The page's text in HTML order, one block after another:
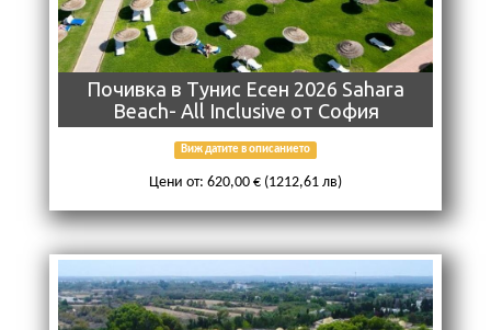
Почивка в Тунис Есен 2026 Sahara
Beach- All Inclusive от София
Виж датите в описанието
Цени от: 620,00 € (1212,61 лв)